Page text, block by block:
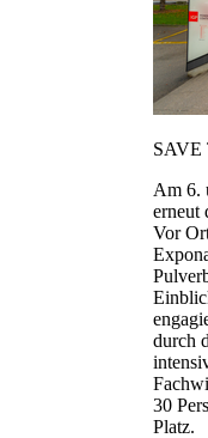
SAVE
Am 6.
erneut
Vor
durch
30
Platz.